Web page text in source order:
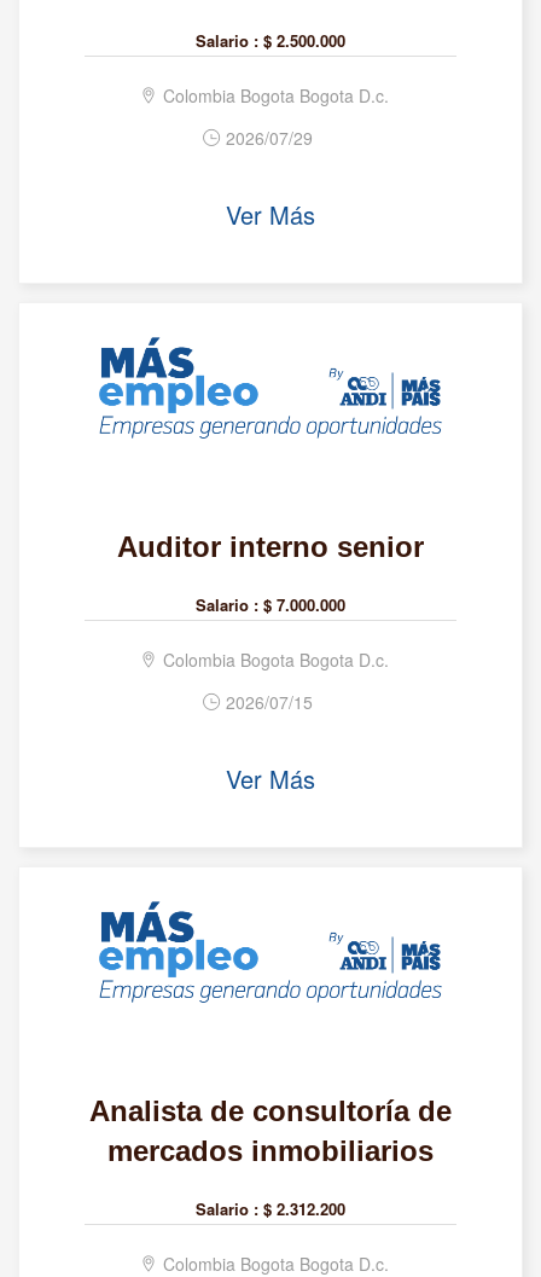
Salario : $ 2.500.000
Colombia Bogota Bogota D.c.
2026/07/29
Ver Más
Auditor interno senior
Salario : $ 7.000.000
Colombia Bogota Bogota D.c.
2026/07/15
Ver Más
Analista de consultoría de
mercados inmobiliarios
Salario : $ 2.312.200
Colombia Bogota Bogota D.c.